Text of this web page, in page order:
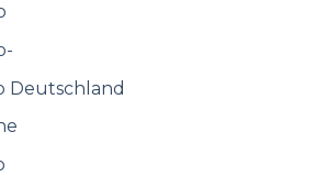
Deutschland